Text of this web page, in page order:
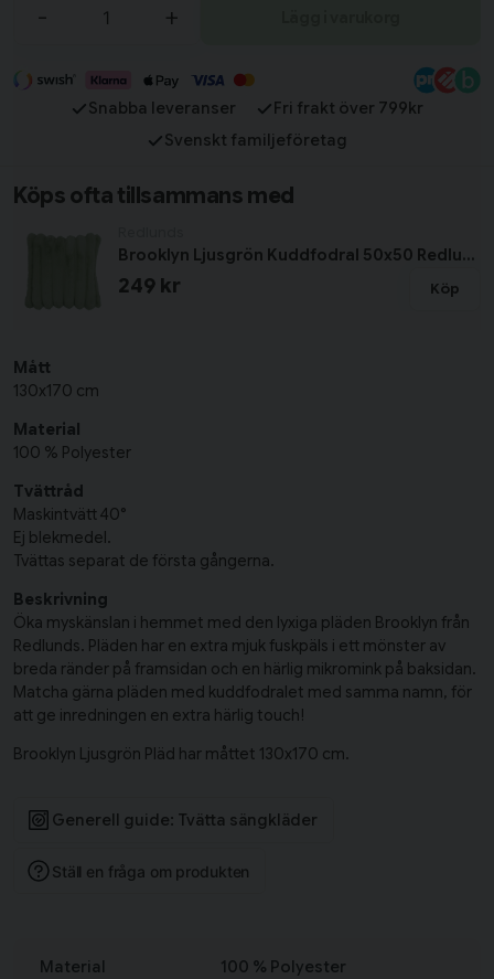
- +
Snabba leveranser
Fri frakt över 799kr
Svenskt familjeföretag
Köps ofta tillsammans med
Brooklyn Ljusgrön Kuddfodral 50x50 Redlunds
249 kr Köp
Mått
130x170 cm
Material
100 % Polyester
Tvättråd
Maskintvätt 40°
Ej blekmedel.
Tvättas separat de första gångerna.
Beskrivning
Öka myskänslan i hemmet med den lyxiga pläden Brooklyn från
Redlunds. Pläden har en extra mjuk fuskpäls i ett mönster av
breda ränder på framsidan och en härlig mikromink på baksidan.
Matcha gärna pläden med kuddfodralet med samma namn, för
att ge inredningen en extra härlig touch!
Brooklyn Ljusgrön Pläd har måttet 130x170 cm.
Generell guide: Tvätta sängkläder
Ställ en fråga om produkten
Material 100 % Polyester